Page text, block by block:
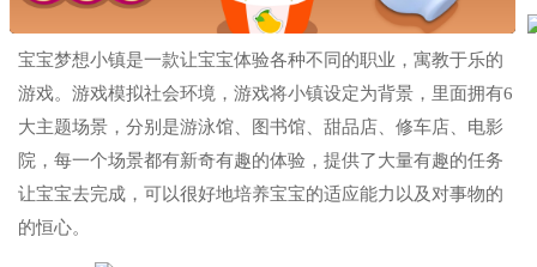
宝宝梦想小镇是一款让宝宝体验各种不同的职业，寓教于乐的
游戏。游戏模拟社会环境，游戏将小镇设定为背景，里面拥有6
大主题场景，分别是游泳馆、图书馆、甜品店、修车店、电影
院，每一个场景都有新奇有趣的体验，提供了大量有趣的任务
让宝宝去完成，可以很好地培养宝宝的适应能力以及对事物的
的恒心。